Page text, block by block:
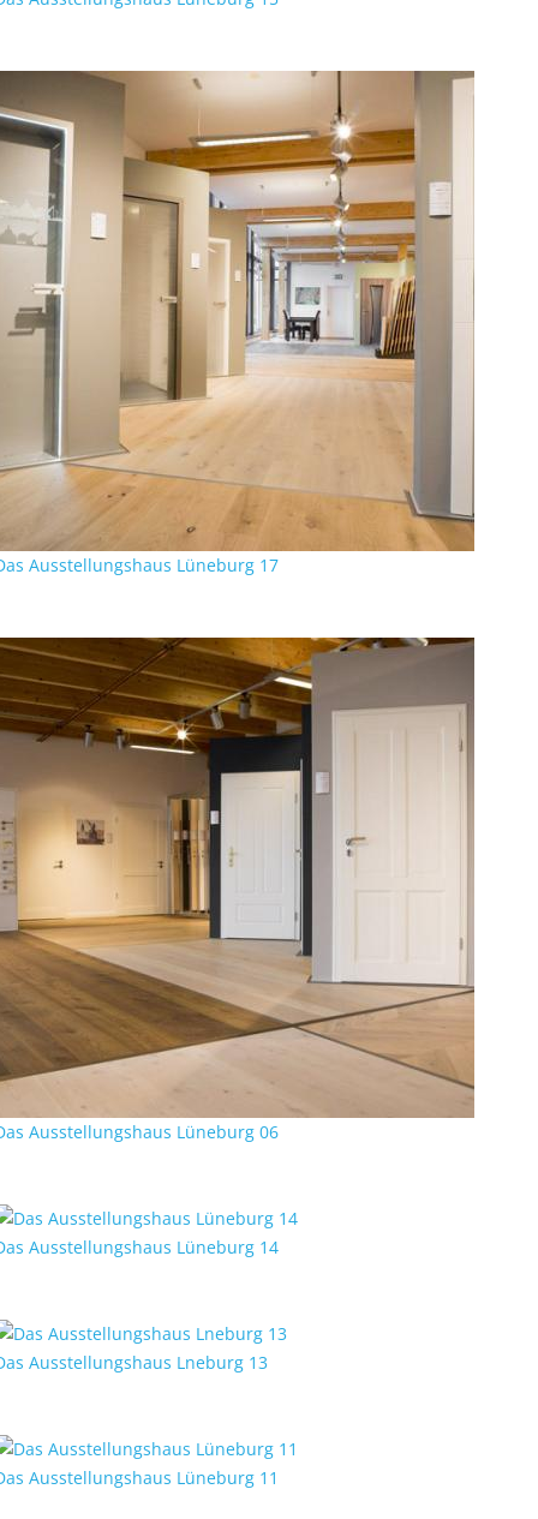
Ausstellungshaus Lüneburg 17
Ausstellungshaus Lüneburg 06
Ausstellungshaus Lüneburg 14
Ausstellungshaus Lneburg 13
Ausstellungshaus Lüneburg 11